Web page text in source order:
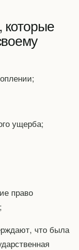
которые
ущерба;
право
что была